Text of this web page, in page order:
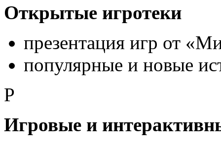
Открытые игротеки
презентация игр от
популярные и новые
P
Игровые и